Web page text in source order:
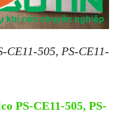
CE11-505, PS-CE11-
PS-CE11-505, PS-